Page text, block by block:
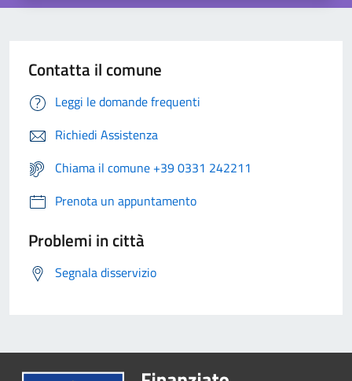
Contatta il comune
Leggi le domande frequenti
Richiedi Assistenza
Chiama il comune +39 0331 242211
Prenota un appuntamento
Problemi in città
Segnala disservizio